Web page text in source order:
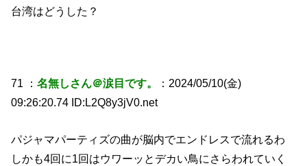
台湾はどうした？
71 ：名無しさん＠涙目です。
：2024/05/10(金)
09:26:20.74 ID:L2Q8y3jV0.net
パジャマパーティズの曲が脳内でエンドレスで流れるわ
しかも4回に1回はウワーッとデカい鳥にさらわれていく